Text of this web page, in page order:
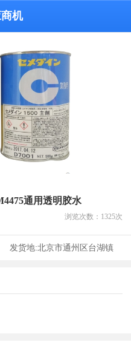
机
通用透明胶水
浏览次数： 1325次
发货地:北京市通州区台湖镇